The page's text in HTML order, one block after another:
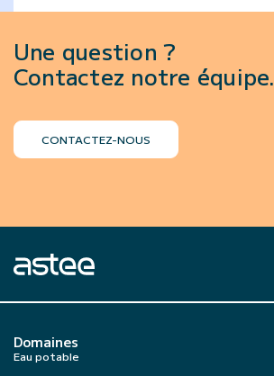
Une question ?
Contactez notre équipe.
CONTACTEZ-NOUS
Domaines
Eau potable